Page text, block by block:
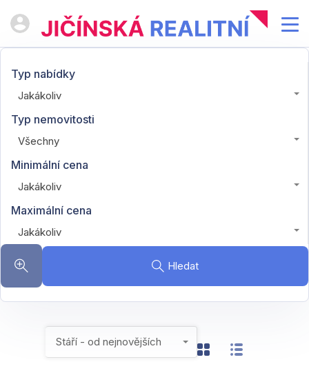
Typ nabídky
Jakákoliv
Typ nemovitosti
Všechny
Minimální cena
Jakákoliv
Maximální cena
Jakákoliv
Hledat
Stáří - od nejnovějších